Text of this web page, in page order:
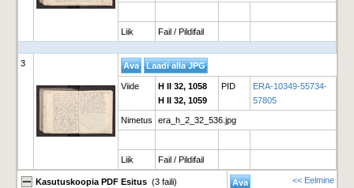
Liik Fail / Pildifail
3
Viide
H II 32, 1058
H II 32, 1059
PID
ERA-10349-55734-
57805
Nimetus era_h_2_32_536.jpg
Liik Fail / Pildifail
Kasutuskoopia PDF Esitus (3 faili) << Eelmine